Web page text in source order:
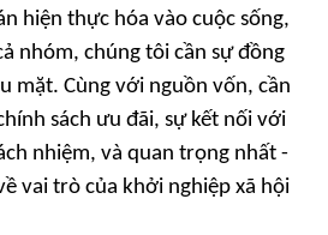
hiện thực hóa vào cuộc sống,
nhóm, chúng tôi cần sự đồng
mặt. Cùng với nguồn vốn, cần
sách ưu đãi, sự kết nối với
nhiệm, và quan trọng nhất -
vai trò của khởi nghiệp xã hội